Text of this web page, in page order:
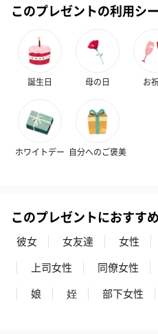
かき氷入浴剤4点セット
かき
の＋αにおすすめです。
このプレゼントの利用シ
誕生日 母の日 お
ホワイトデー 自分へのご褒美
このプレゼントにおすす
彼女 女友達 女性
上司女性
同僚女性
娘
姪 部下女性